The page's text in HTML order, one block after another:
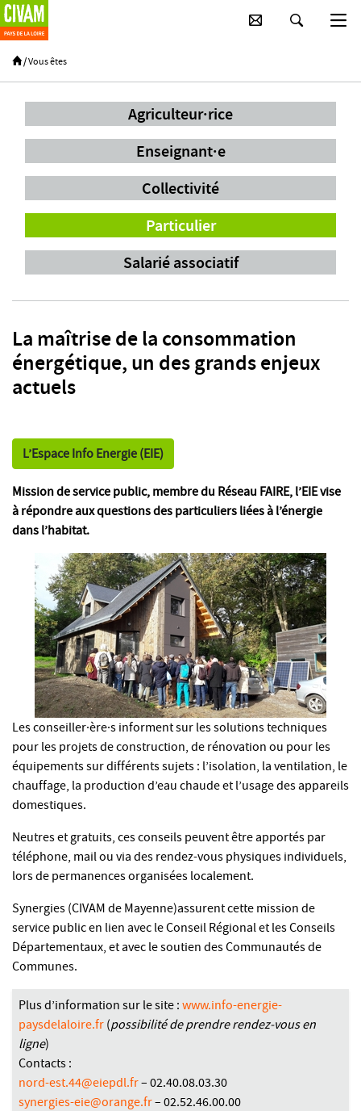
Passer au contenu principal
/Vous êtes
Agriculteur·rice
Enseignant·e
Collectivité
Particulier
Salarié associatif
La maîtrise de la consommation
énergétique, un des grands enjeux
actuels
L’Espace Info Energie (EIE)
Mission de service public, membre du Réseau FAIRE, l’EIE vise
à répondre aux questions des particuliers liées à l’énergie
dans l’habitat.
Les conseiller·ère·s informent sur les solutions techniques
pour les projets de construction, de rénovation ou pour les
équipements sur différents sujets : l’isolation, la ventilation, le
chauffage, la production d’eau chaude et l’usage des appareils
domestiques.
Neutres et gratuits, ces conseils peuvent être apportés par
téléphone, mail ou via des rendez-vous physiques individuels,
lors de permanences organisées localement.
Synergies (CIVAM de Mayenne)assurent cette mission de
service public en lien avec le Conseil Régional et les Conseils
Départementaux, et avec le soutien des Communautés de
Communes.
Plus d’information sur le site : www.info-energie-
paysdelaloire.fr (possibilité de prendre rendez-vous en
ligne)
Contacts :
nord-est.44@eiepdl.fr– 02.40.08.03.30
synergies-eie@orange.fr– 02.52.46.00.00